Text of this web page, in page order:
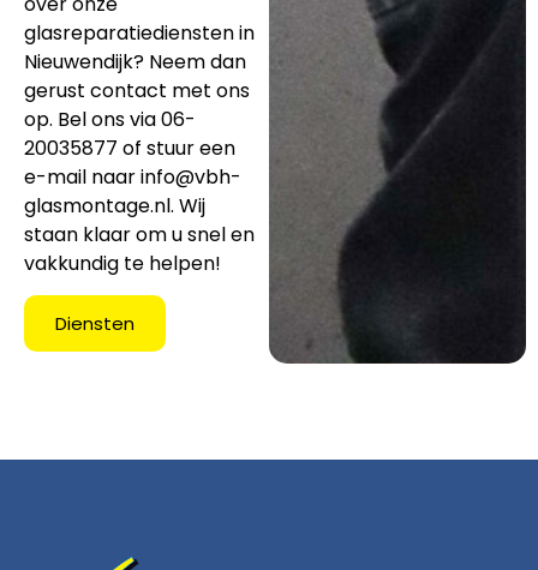
glasreparatiediensten in
Nieuwendijk? Neem dan
gerust contact met ons
op. Bel ons via 06-
20035877 of stuur een
e-mail naarinfo@vbh-
glasmontage.nl. Wij
staan klaar om u snel en
vakkundig te helpen!
Diensten